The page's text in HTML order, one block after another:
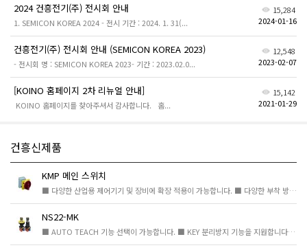
2024 건흥전기(주) 전시회 안내
1. SEMICON KOREA 2024 - 전시 기간 : 2024. 1. 31(...
15,284
2024-01-16
건흥전기(주) 전시회 안내 (SEMICON KOREA 2023)
- 전시회 명 : SEMICON KOREA 2023- 기간 : 2023.02.0...
12,548
2023-02-07
[KOINO 홈페이지 2차 리뉴얼 안내]
KOINO 홈페이지를 찾아주셔서 감사합니다. 홈...
15,142
2021-01-29
건흥신제품
KMP 메인 스위치
■ 다양한 산업용 제어기기 및 장비에 확장 적용이 가능합니다. ■ 다양한 부착 방식으로 다양한 환경에 유...
NS22-MK
■ AUTO TEACH 기능 선택이 가능합니다. ■ KEY 분리방지 기능을 지원합니다. ■ 강제개리 접점을 포함한 ...